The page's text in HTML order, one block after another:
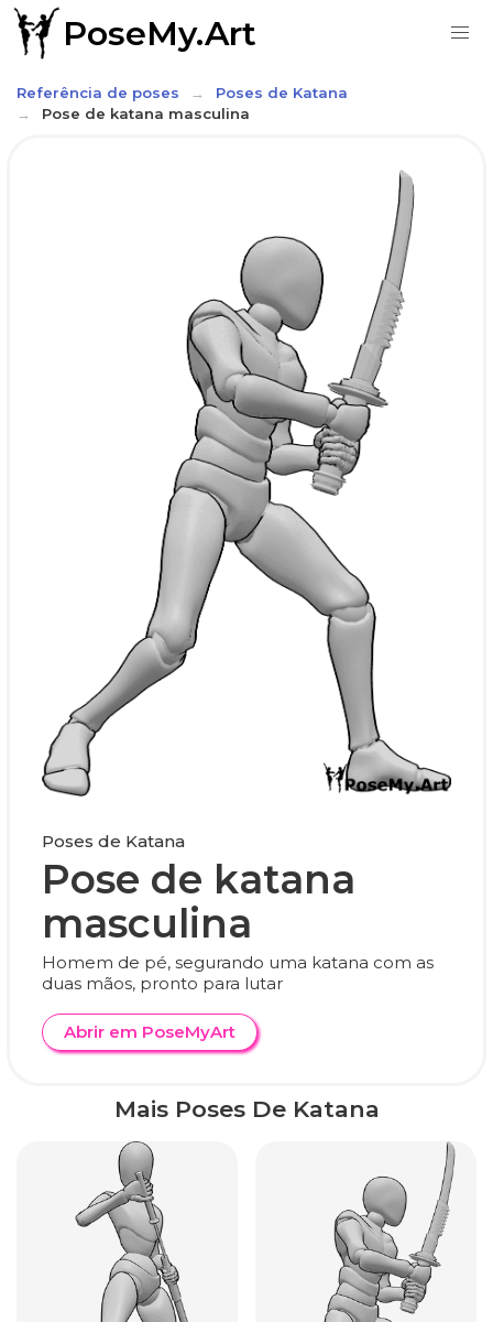
PoseMy.Art
Referência de poses
Poses de Katana
Pose de katana masculina
Poses de Katana
Pose de katana
masculina
Homem de pé, segurando uma katana com as
duas mãos, pronto para lutar
Abrir em PoseMyArt
Mais Poses De Katana